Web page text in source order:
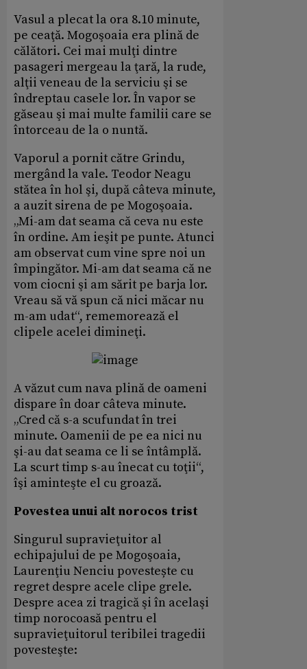
Vasul a plecat la ora 8.10 minute,
pe ceaţă. Mogoşoaia era plină de
călători. Cei mai mulţi dintre
pasageri mergeau la ţară, la rude,
alţii veneau de la serviciu şi se
îndreptau casele lor. În vapor se
găseau şi mai multe familii care se
întorceau de la o nuntă.
Vaporul a pornit către Grindu,
mergând la vale. Teodor Neagu
stătea în hol şi, după câteva minute,
a auzit sirena de pe Mogoşoaia.
„Mi-am dat seama că ceva nu este
în ordine. Am ieşit pe punte. Atunci
am observat cum vine spre noi un
împingător. Mi-am dat seama că ne
vom ciocni şi am sărit pe barja lor.
Vreau să vă spun că nici măcar nu
m-am udat“, rememorează el
clipele acelei dimineţi.
A văzut cum nava plină de oameni
dispare în doar câteva minute.
„Cred că s-a scufundat în trei
minute. Oamenii de pe ea nici nu
şi-au dat seama ce li se întâmplă.
La scurt timp s-au înecat cu toţii“,
îşi aminteşte el cu groază.
Povestea unui alt norocos trist
Singurul supravieţuitor al
echipajului de pe Mogoşoaia,
Laurenţiu Nenciu povestește cu
regret despre acele clipe grele.
Despre acea zi tragică şi în acelaşi
timp norocoasă pentru el
supravieţuitorul teribilei tragedii
povesteşte: